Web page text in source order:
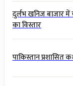
दुर्लभ खनिज बाजार में
का विस्तार
पाकिस्तान प्रशासित